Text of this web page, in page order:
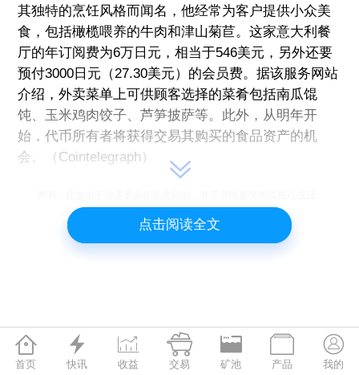
其独特的烹饪风格而闻名，他经常为客户提供小众美
食，包括橄榄喂养的牛肉和津山菊苣。这家意大利餐
厅的年订阅费为6万日元，相当于546美元，另外还要
预付3000日元（27.30美元）的会员费。据该服务网站
介绍，外卖菜单上可供顾客选择的菜肴包括南瓜馄
饨、玉米鸡肉饺子、芦笋披萨等。此外，从明年开
始，代币所有者将获得交易其购买的食品资产的机
会。（Cointelegraph）
实其描述。本网站所提供的信息，只供参考之用。
点击阅读全文

首页

快讯

收益

交易

矿池

产品

我的